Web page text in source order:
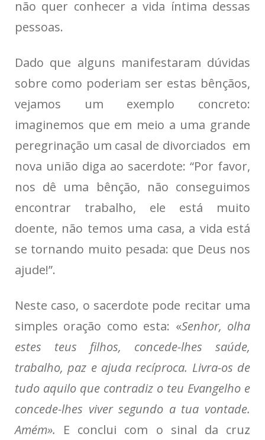
não quer conhecer a vida íntima dessas
pessoas.
Dado que alguns manifestaram dúvidas
sobre como poderiam ser estas bênçãos,
vejamos um exemplo concreto:
imaginemos que em meio a uma grande
peregrinação um casal de divorciados em
nova união diga ao sacerdote: “Por favor,
nos dê uma bênção, não conseguimos
encontrar trabalho, ele está muito
doente, não temos uma casa, a vida está
se tornando muito pesada: que Deus nos
ajude!”.
Neste caso, o sacerdote pode recitar uma
simples oração como esta: «Senhor, olha
estes teus filhos, concede-lhes saúde,
trabalho, paz e ajuda recíproca. Livra-os de
tudo aquilo que contradiz o teu Evangelho e
concede-lhes viver segundo a tua vontade.
Amém». E conclui com o sinal da cruz